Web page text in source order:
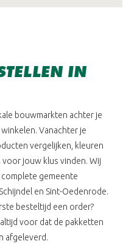
IN
bouwmarkten achter je
Vanachter je
vergelijken, kleuren
jouw klus vinden. Wij
gemeente
en Sint-Oedenrode.
besteltijd een order?
voor dat de pakketten
afgeleverd.